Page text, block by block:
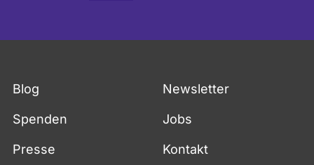
Blog Newsletter
Spenden Jobs
Presse Kontakt